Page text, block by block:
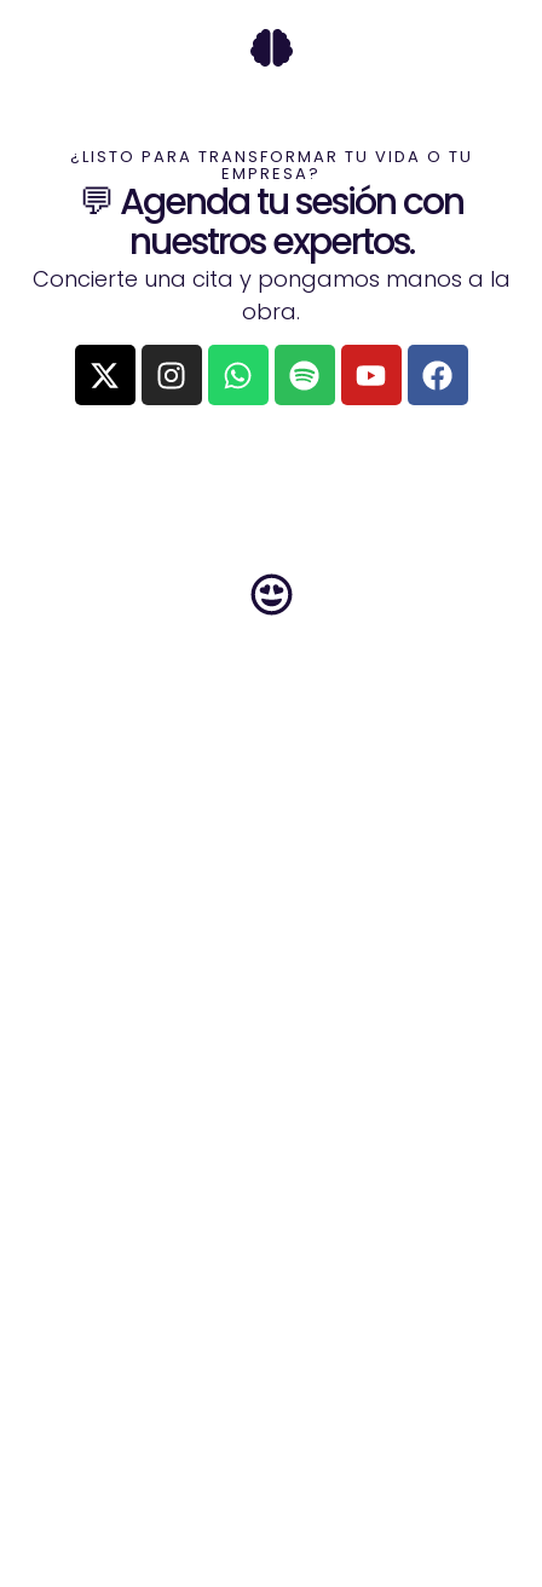
¿LISTO PARA TRANSFORMAR TU VIDA O TU
EMPRESA?
💬 Agenda tu sesión con
nuestros expertos.
Concierte una cita y pongamos manos a la
obra.